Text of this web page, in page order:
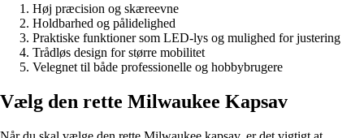
Høj præcision og skæreevne
Holdbarhed og pålidelighed
Praktiske funktioner som LED-lys og mulighed for justering
Trådløs design for større mobilitet
Velegnet til både professionelle og hobbybrugere
Vælg den rette Milwaukee Kapsav